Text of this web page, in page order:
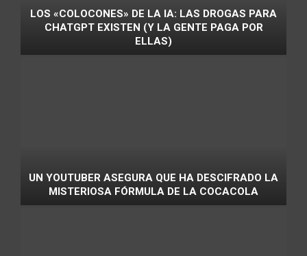
LOS «COLOCONES» DE LA IA: LAS DROGAS PARA
CHATGPT EXISTEN (Y LA GENTE PAGA POR
ELLAS)
UN YOUTUBER ASEGURA QUE HA DESCIFRADO LA
MISTERIOSA FÓRMULA DE LA COCACOLA